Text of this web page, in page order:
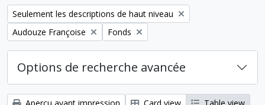
Remove filter:
Seulement les descriptions de haut niveau
Remove filter:
Audouze Françoise Remove filter:
Fonds
Options de recherche avancée